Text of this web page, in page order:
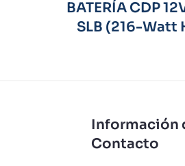
BATERÍA CDP
SLB (216-Watt
Información
Contacto